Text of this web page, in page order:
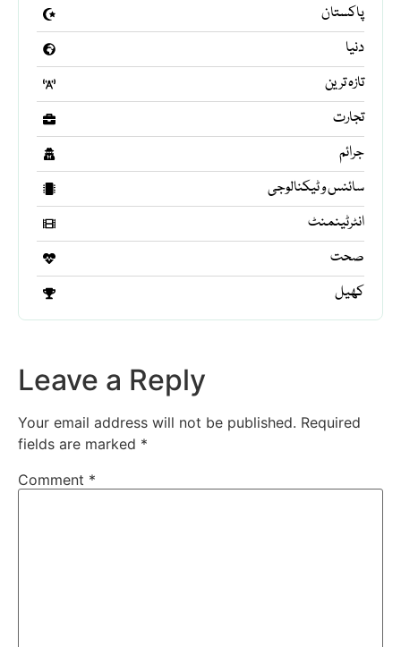
پاکستان
دنیا
تازہ ترین
تجارت
جرائم
سائنس و ٹیکنالوجی
انٹرٹینمنٹ
صحت
کھیل
Leave a Reply
Your email address will not be published. Required
fields are marked *
Comment *